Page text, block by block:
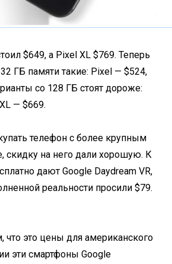
$649, а Pixel XL $769. Теперь
ГБ памяти такие: Pixel — $524,
со 128 ГБ стоят дороже:
— $669.
телефон с более крупным
скидку на него дали хорошую. К
дают Google Daydream VR,
реальности просили $79.
что это цены для американского
эти смартфоны Google